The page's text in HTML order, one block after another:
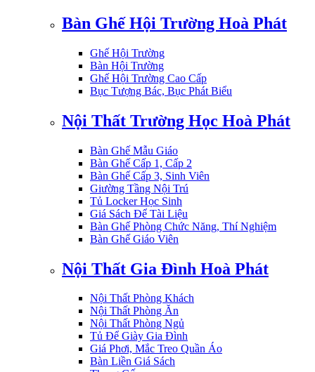
Bàn Ghế Hội Trường Hoà Phát
Ghế Hội Trường
Bàn Hội Trường
Ghế Hội Trường Cao Cấp
Bục Tượng Bác, Bục Phát Biểu
Nội Thất Trường Học Hoà Phát
Bàn Ghế Mẫu Giáo
Bàn Ghế Cấp 1, Cấp 2
Bàn Ghế Cấp 3, Sinh Viên
Giường Tầng Nội Trú
Tủ Locker Học Sinh
Giá Sách Để Tài Liệu
Bàn Ghế Phòng Chức Năng, Thí Nghiệm
Bàn Ghế Giáo Viên
Nội Thất Gia Đình Hoà Phát
Nội Thất Phòng Khách
Nội Thất Phòng Ăn
Nội Thất Phòng Ngủ
Tủ Để Giày Gia Đình
Giá Phơi, Mắc Treo Quần Áo
Bàn Liền Giá Sách